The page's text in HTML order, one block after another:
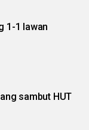
1-1 lawan
sambut HUT